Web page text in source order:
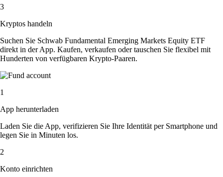
3
Kryptos handeln
Suchen Sie Schwab Fundamental Emerging Markets Equity ETF
direkt in der App. Kaufen, verkaufen oder tauschen Sie flexibel mit
Hunderten von verfügbaren Krypto-Paaren.
1
App herunterladen
Laden Sie die App, verifizieren Sie Ihre Identität per Smartphone und
legen Sie in Minuten los.
2
Konto einrichten